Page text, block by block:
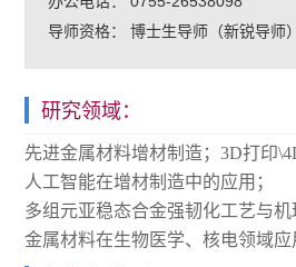
导师资格：
博士生导师（新锐导师）
研究领域：
先进金属材料增材制造；3D打印
人工智能在增材制造中的应用；
多组元亚稳态合金强韧化工艺与机
金属材料在生物医学、核电领域应